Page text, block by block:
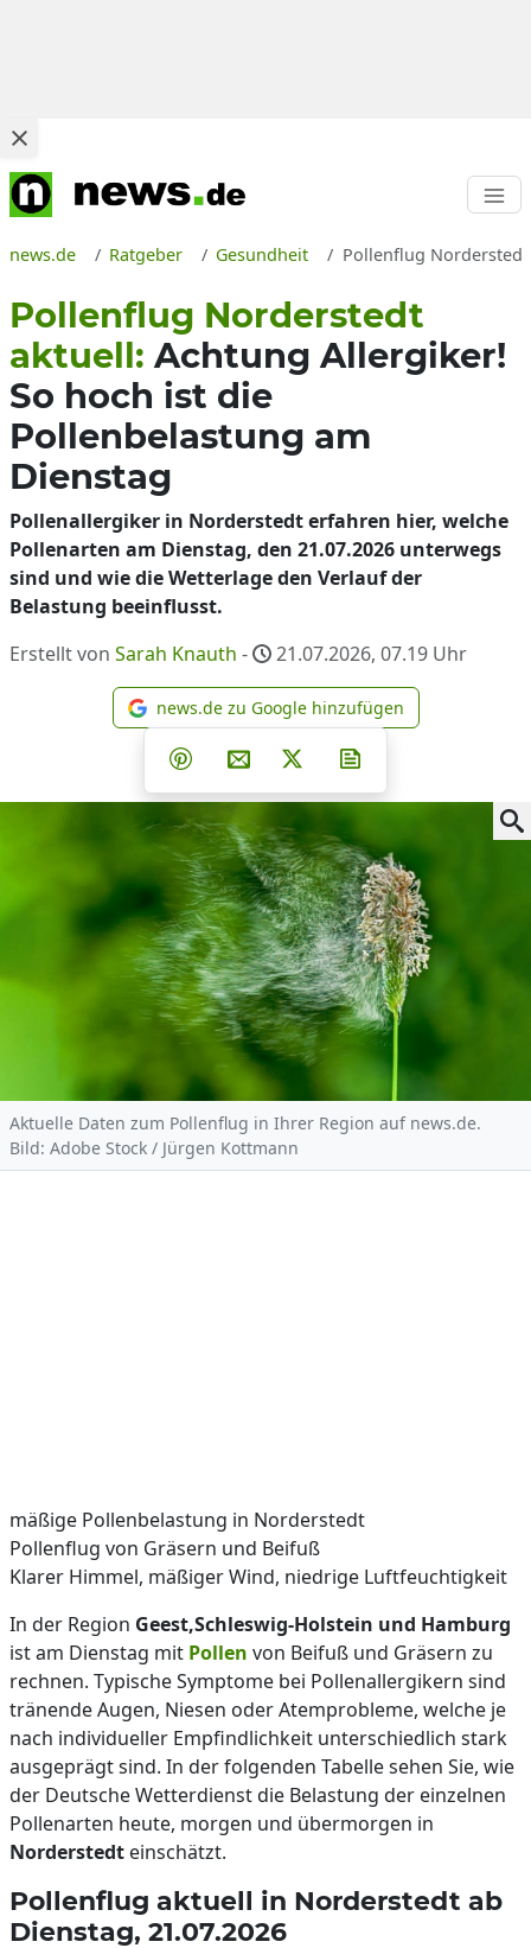
news.de Ratgeber Gesundheit Pollenflug
Pollenflug Norderstedt
aktuell: Achtung Allergiker!
So hoch ist die
Pollenbelastung am
Dienstag
Pollenallergiker in Norderstedt erfahren hier, welche
Pollenarten am Dienstag, den 21.07.2026 unterwegs
sind und wie die Wetterlage den Verlauf der
Belastung beeinflusst.
Erstellt von Sarah Knauth - 21.07.2026, 07.19 Uhr
news.de zu Google
news.de zu Google hinzufügen
Teilen auf Facebook
Teilen auf Whatsapp
Teilen auf Telegram
Teilen auf Pinterest
Per E-Mail teilen
Post auf X
Aktuelle Daten zum Pollenflug in Ihrer Region auf news.de.
Bild: Adobe Stock / Jürgen Kottmann
mäßige Pollenbelastung in Norderstedt
Pollenflug von Gräsern und Beifuß
Klarer Himmel, mäßiger Wind, niedrige Luftfeuchtigkeit
In der Region Geest,Schleswig-Holstein und Hamburg
ist am Dienstag mit Pollen von Beifuß und Gräsern zu
rechnen. Typische Symptome bei Pollenallergikern sind
tränende Augen, Niesen oder Atemprobleme, welche je
nach individueller Empfindlichkeit unterschiedlich stark
ausgeprägt sind. In der folgenden Tabelle sehen Sie, wie
der Deutsche Wetterdienst die Belastung der einzelnen
Pollenarten heute, morgen und übermorgen in
Norderstedt einschätzt.
Pollenflug aktuell in Norderstedt ab
Dienstag, 21.07.2026